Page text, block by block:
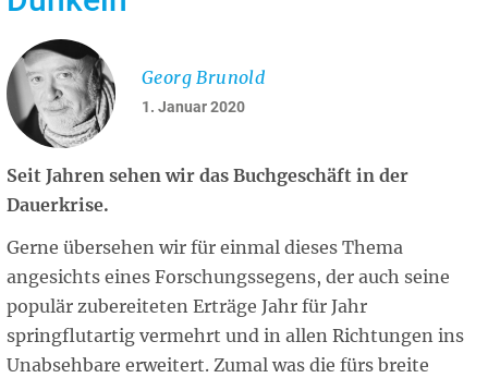
1. Januar 2020
Georg Brunold
Seit Jahren sehen wir das Buchgeschäft in der
Dauerkrise.
Gerne übersehen wir für einmal dieses Thema
angesichts eines Forschungssegens, der auch seine
populär zubereiteten Erträge Jahr für Jahr
springflutartig vermehrt und in allen Richtungen ins
Unabsehbare erweitert. Zumal was die fürs breite